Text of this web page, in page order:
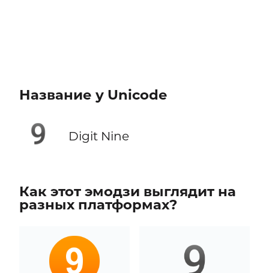
Название у Unicode
9️ Digit Nine
Как этот эмодзи выглядит на
разных платформах?